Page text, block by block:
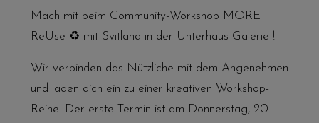
Mach mit beim Community-Workshop MORE
ReUse ♻️ mit Svitlana in der Unterhaus-Galerie !
Wir verbinden das Nützliche mit dem Angenehmen
und laden dich ein zu einer kreativen Workshop-
Reihe. Der erste Termin ist am Donnerstag, 20.